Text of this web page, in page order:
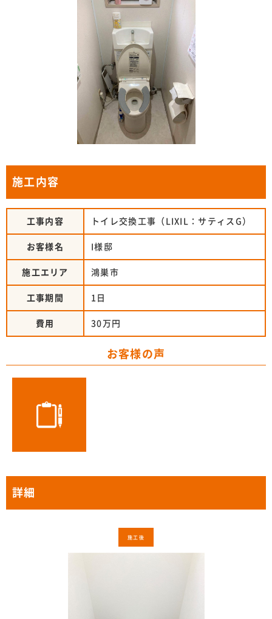
施工内容
工事内容 トイレ交換工事（LIXIL：サティスG）
お客様名 I様邸
施工エリア 鴻巣市
工事期間 1日
費用 30万円
お客様の声
詳細
施工後